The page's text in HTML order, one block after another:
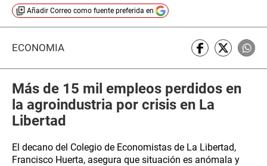
Añadir Correo como fuente preferida en
ECONOMÍA
Más de 15 mil empleos perdidos en
la agroindustria por crisis en La
Libertad
El decano del Colegio de Economistas de La Libertad,
Francisco Huerta, asegura que situación es anómala y